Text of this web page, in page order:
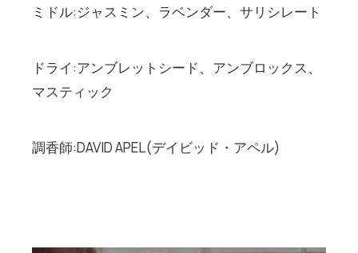
ミドル:ジャスミン、ラベンダー、サリシレート
ドライ:アンブレットシード、アンブロックス、
マスティック
調香師:DAVID APEL(デイビッド・アペル)